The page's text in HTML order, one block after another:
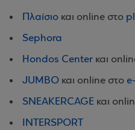
Πλαίσιο και online στο
Sephora
Hondos Center και
JUMBO και online στο
SNEAKERCAGE και
INTERSPORT